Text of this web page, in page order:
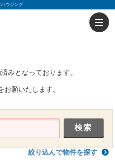
ウジング
みとなっております。
お願いたします。
絞り込んで物件を探す